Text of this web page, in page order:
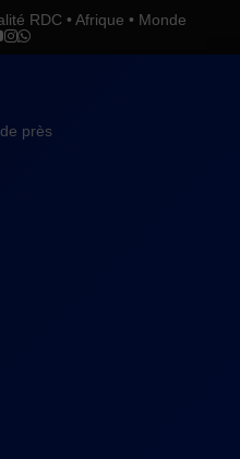
RDC • Afrique • Monde
près